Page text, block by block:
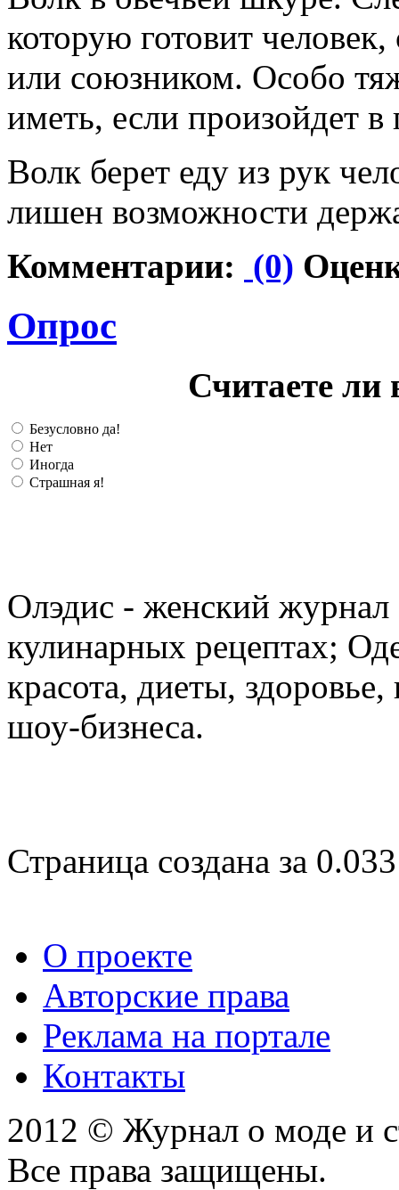
которую готовит
или союзником. Особо
иметь, если произойдет в
Волк берет еду из рук
лишен возможности
Комментарии: (0)
Опрос
Считаете ли
Безусловно да!
Нет
Иногда
Страшная я!
Олэдис - женский журнал
кулинарных рецептах;
красота, диеты,
шоу-бизнеса.
Страница создана за
О проекте
Авторские права
Реклама на портале
Контакты
2012 © Журнал о моде и
Все права защищены.